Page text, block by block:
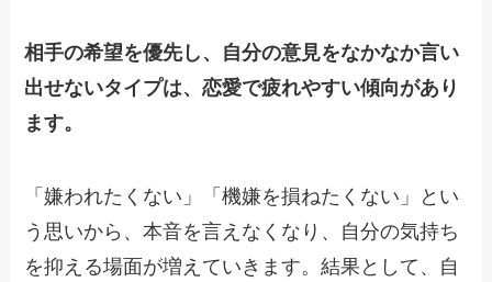
相手の希望を優先し、自分の意見をなかなか言い
出せないタイプは、恋愛で疲れやすい傾向があり
ます。
「嫌われたくない」「機嫌を損ねたくない」とい
う思いから、本音を言えなくなり、自分の気持ち
を抑える場面が増えていきます。結果として、自